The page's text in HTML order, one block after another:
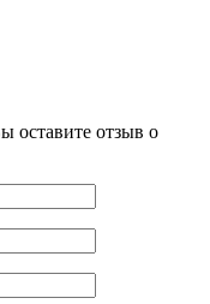
оставите отзыв о